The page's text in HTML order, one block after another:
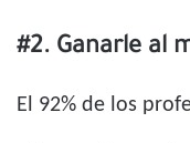
#2. Ganarle al
El 92% de los